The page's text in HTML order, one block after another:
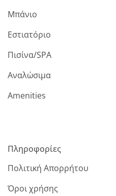
Μπάνιο
Εστιατόριο
Πισίνα/SPA
Αναλώσιμα
Amenities
Πληροφορίες
Πολιτική Απορρήτου
Όροι χρήσης